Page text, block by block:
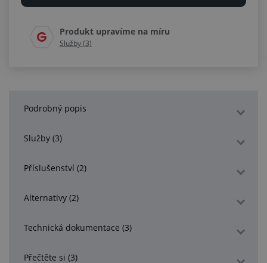
Produkt upravíme na míru
Služby (3)
Podrobný popis
Služby (3)
Příslušenství (2)
Alternativy (2)
Technická dokumentace (3)
Přečtěte si (3)